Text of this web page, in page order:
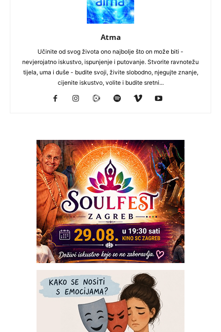
Atma
Učinite od svog života ono najbolje što on može biti -
nevjerojatno iskustvo, ispunjenje i putovanje. Stvorite ravnotežu
tijela, uma i duše - budite svoji, živite slobodno, njegujte znanje,
cijenite iskustvo, volite i budite sretni...